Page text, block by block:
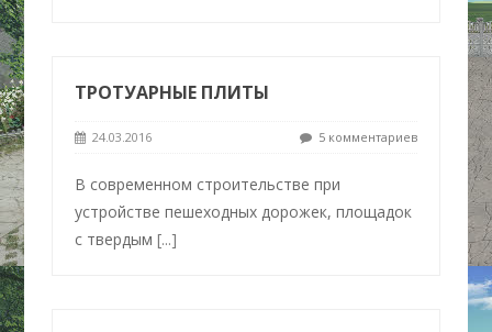
ТРОТУАРНЫЕ ПЛИТЫ
24.03.2016 5 комментариев
В современном строительстве при
устройстве пешеходных дорожек, площадок
с твердым[...]